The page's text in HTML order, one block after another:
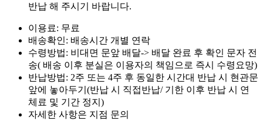
반납 해 주시기 바랍니다.
이용료: 무료
배송확인: 배송시간 개별 연락
수령방법: 비대면 문앞 배달-> 배달 완료 후 확인 문자 전
송( 배송 이후 분실은 이용자의 책임으로 즉시 수령요망)
반납방법: 2주 또는 4주 후 동일한 시간대 반납 시 현관문
앞에 놓아두기(반납 시 직접반납/ 기한 이후 반납 시 연
체료 및 기간 정지)
자세한 사항은 지점 문의